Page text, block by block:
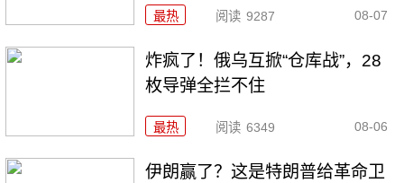
最热 阅读 9287 08-07
炸疯了！俄乌互掀“仓库战”，28
枚导弹全拦不住
最热 阅读 6349 08-06
伊朗赢了？这是特朗普给革命卫